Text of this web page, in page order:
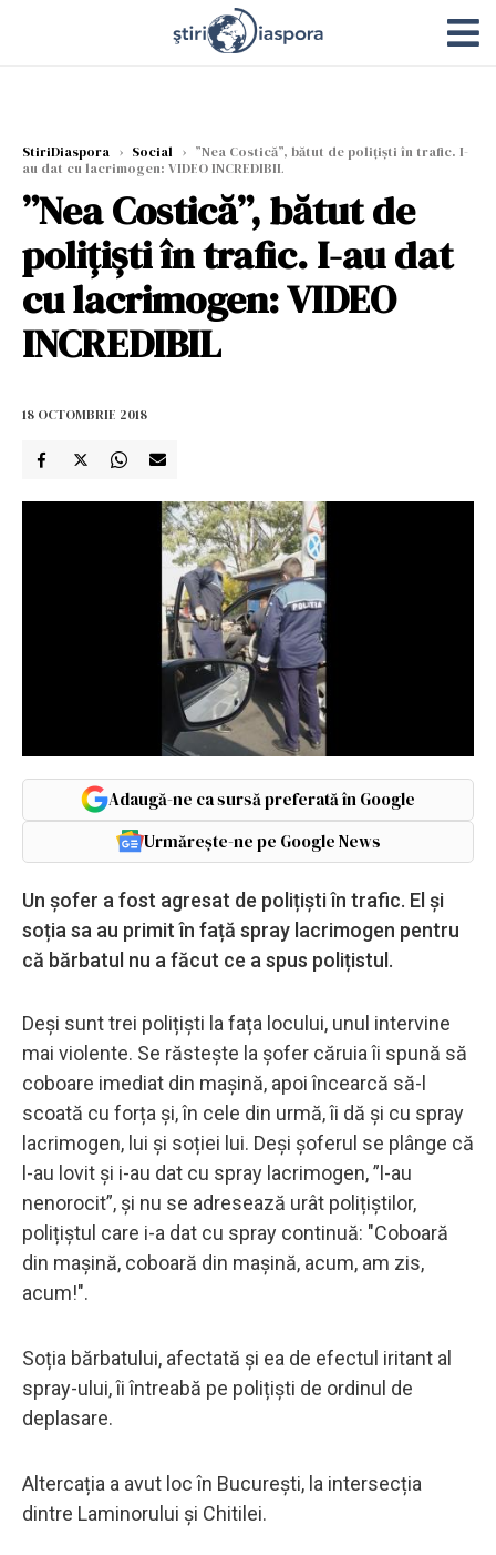
StiriDiaspora › Social › ”Nea Costică”, bătut de polițiști în trafic. I-
au dat cu lacrimogen: VIDEO INCREDIBIL
”Nea Costică”, bătut de
polițiști în trafic. I-au dat
cu lacrimogen: VIDEO
INCREDIBIL
18 OCTOMBRIE 2018
Adaugă-ne ca sursă preferată în Google
Urmărește-ne pe Google News
Un șofer a fost agresat de polițiști în trafic. El și
soția sa au primit în față spray lacrimogen pentru
că bărbatul nu a făcut ce a spus polițistul.
Deși sunt trei polițiști la fața locului, unul intervine
mai violente. Se răstește la șofer căruia îi spună să
coboare imediat din mașină, apoi încearcă să-l
scoată cu forța și, în cele din urmă, îi dă și cu spray
lacrimogen, lui și soției lui. Deși șoferul se plânge că
l-au lovit și i-au dat cu spray lacrimogen, ”l-au
nenorocit”, și nu se adresează urât polițiștilor,
polițiștul care i-a dat cu spray continuă: "Coboară
din mașină, coboară din mașină, acum, am zis,
acum!".
Soția bărbatului, afectată și ea de efectul iritant al
spray-ului, îi întreabă pe polițiști de ordinul de
deplasare.
Altercația a avut loc în București, la intersecția
dintre Laminorului și Chitilei.